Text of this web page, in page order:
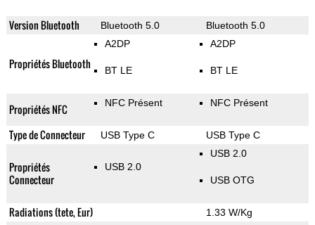
Version Bluetooth Bluetooth 5.0 Bluetooth 5.0
Propriétés Bluetooth
A2DP
BT LE
A2DP
BT LE
Propriétés NFC NFC Présent NFC Présent
Type de Connecteur USB Type C USB Type C
Propriétés
Connecteur
USB 2.0
USB 2.0
USB OTG
Radiations (tete, Eur) 1.33 W/Kg